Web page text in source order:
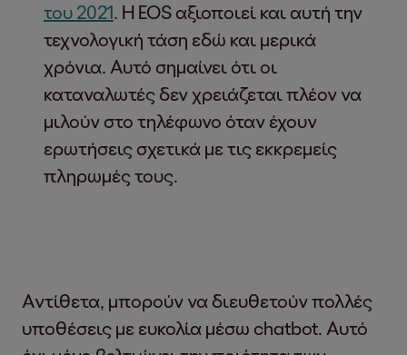
του 2021. Η EOS αξιοποιεί και αυτή την
τεχνολογική τάση εδώ και μερικά
χρόνια. Αυτό σημαίνει ότι οι
καταναλωτές δεν χρειάζεται πλέον να
μιλούν στο τηλέφωνο όταν έχουν
ερωτήσεις σχετικά με τις εκκρεμείς
πληρωμές τους.
Αντίθετα, μπορούν να διευθετούν πολλές
υποθέσεις με ευκολία μέσω chatbot. Αυτό